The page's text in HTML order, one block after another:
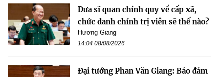
Đưa sĩ quan chính quy về cấp xã,
chức danh chính trị viên sẽ thế nào?
Hương Giang
14:04 08/08/2026
Đại tướng Phan Văn Giang: Bảo đảm